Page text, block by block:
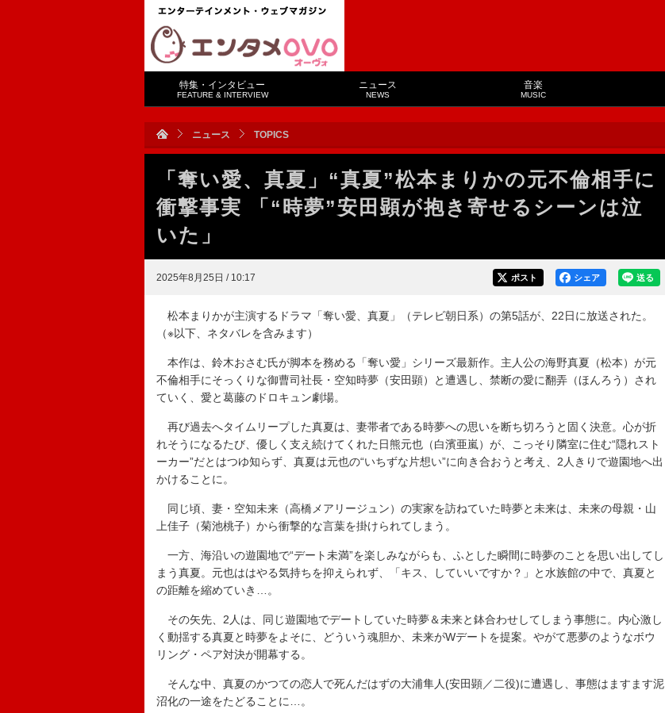
特集・インタビュー
FEATURE & INTERVIEW
ニュース
NEWS
音楽
MUSIC
ニュース TOPICS
「奪い愛、真夏」“真夏”松本まりかの元不倫相手に
衝撃事実 「“時夢”安田顕が抱き寄せるシーンは泣
いた」
2025年8月25日 / 10:17 送る
シェア
ポスト
松本まりかが主演するドラマ「奪い愛、真夏」（テレビ朝日系）の第5話が、22日に放送された。
（※以下、ネタバレを含みます）
本作は、鈴木おさむ氏が脚本を務める「奪い愛」シリーズ最新作。主人公の海野真夏（松本）が元
不倫相手にそっくりな御曹司社長・空知時夢（安田顕）と遭遇し、禁断の愛に翻弄（ほんろう）され
ていく、愛と葛藤のドロキュン劇場。
再び過去へタイムリープした真夏は、妻帯者である時夢への思いを断ち切ろうと固く決意。心が折
れそうになるたび、優しく支え続けてくれた日熊元也（白濱亜嵐）が、こっそり隣室に住む“隠れスト
ーカー”だとはつゆ知らず、真夏は元也の“いちずな片想い”に向き合おうと考え、2人きりで遊園地へ出
かけることに。
同じ頃、妻・空知未来（高橋メアリージュン）の実家を訪ねていた時夢と未来は、未来の母親・山
上佳子（菊池桃子）から衝撃的な言葉を掛けられてしまう。
一方、海沿いの遊園地で“デート未満”を楽しみながらも、ふとした瞬間に時夢のことを思い出してし
まう真夏。元也ははやる気持ちを抑えられず、「キス、していいですか？」と水族館の中で、真夏と
の距離を縮めていき…。
その矢先、2人は、同じ遊園地でデートしていた時夢＆未来と鉢合わせしてしまう事態に。内心激し
く動揺する真夏と時夢をよそに、どういう魂胆か、未来がWデートを提案。やがて悪夢のようなボウ
リング・ペア対決が開幕する。
そんな中、真夏のかつての恋人で死んだはずの大浦隼人(安田顕／二役)に遭遇し、事態はますます泥
沼化の一途をたどることに…。